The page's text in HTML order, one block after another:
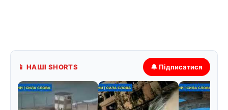
📱 НАШІ SHORTS 🔔 Підписатися